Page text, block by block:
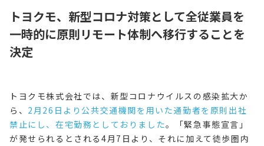
トヨクモ、新型コロナ対策として全従業員を
一時的に原則リモート体制へ移行することを
決定
トヨクモ株式会社では、新型コロナウイルスの感染拡大か
ら、 2月26日より公共交通機関を用いた通勤者を原則出社
禁止にし、在宅勤務としておりました。「緊急事態宣言」
が発せられるとされる4月7日より、それに加えて徒歩圏内